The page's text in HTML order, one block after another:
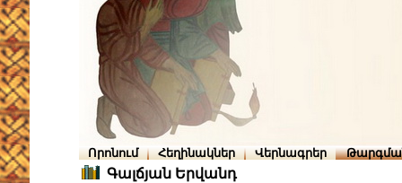
Որոնում Հեղինակներ Վերնագրեր
Գալճյան Երվանդ